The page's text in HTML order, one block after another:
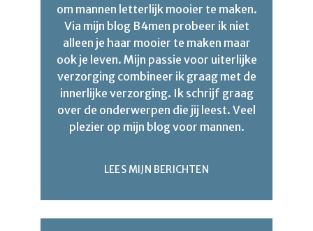
om mannen letterlijk mooier te maken.
Via mijn blog B4men probeer ik niet
alleen je haar mooier te maken maar
ook je leven. Mijn passie voor uiterlijke
verzorging combineer ik graag met de
innerlijke verzorging. Ik schrijf graag
over de onderwerpen die jij leest. Veel
plezier op mijn blog voor mannen.
LEES MIJN BERICHTEN